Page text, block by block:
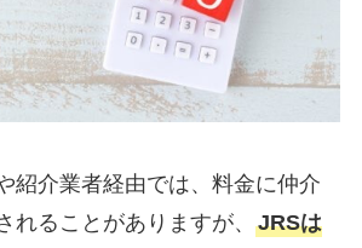
紹介業者経由では、料金に仲介
れることがありますが、 JRSは